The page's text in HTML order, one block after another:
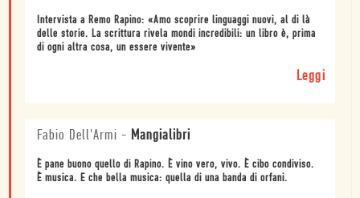
Intervista a Remo Rapino: «Amo scoprire linguaggi nuovi, al di là
delle storie. La scrittura rivela mondi incredibili: un libro è, prima
di ogni altra cosa, un essere vivente»
Leggi
Fabio Dell'Armi - Mangialibri
È pane buono quello di Rapino. È vino vero, vivo. È cibo condiviso.
È musica. E che bella musica: quella di una banda di orfani.